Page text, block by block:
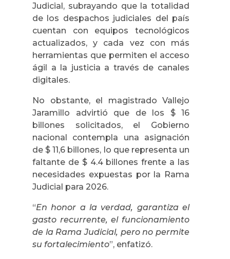
Judicial, subrayando que la totalidad
de los despachos judiciales del país
cuentan con equipos tecnológicos
actualizados, y cada vez con más
herramientas que permiten el acceso
ágil a la justicia a través de canales
digitales.
No obstante, el magistrado Vallejo
Jaramillo advirtió que de los $ 16
billones solicitados, el Gobierno
nacional contempla una asignación
de $ 11,6 billones, lo que representa un
faltante de $ 4.4 billones frente a las
necesidades expuestas por la Rama
Judicial para 2026.
“En honor a la verdad, garantiza el
gasto recurrente, el funcionamiento
de la Rama Judicial, pero no permite
su fortalecimiento”, enfatizó.